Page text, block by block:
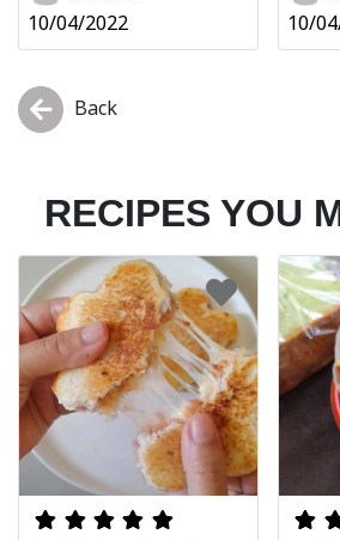
10/04/2022 10/
Back
RECIPES YOU